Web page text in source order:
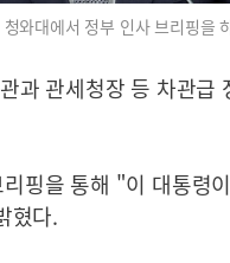
와대에서 정부 인사 브리핑을
과 관세청장 등 차관급
핑을 통해 "이 대통령
혔다.